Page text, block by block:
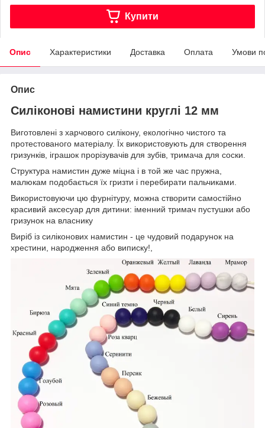
Купити
Опис Характеристики Доставка Оплата Умови
Опис
Силіконові намистини круглі 12 мм
Виготовлені з харчового силікону, екологічно чистого та
протестованого матеріалу. Їх використовують для створення
гризунків, іграшок прорізувачів для зубів, тримача для соски.
Структура намистин дуже міцна і в той же час пружна,
малюкам подобається їх гризти і перебирати пальчиками.
Використовуючи цю фурнітуру, можна створити самостійно
красивий аксесуар для дитини: іменний тримач пустушки або
гризунок на власнику
Виріб із силіконових намистин - це чудовий подарунок на
хрестини, народження або виписку!,